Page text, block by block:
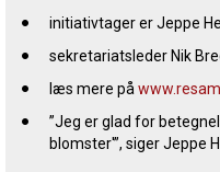
initiativtager er Jeppe
sekretariatsleder Nik
læs mere på
”Jeg er glad for
blomster'”, siger Jeppe